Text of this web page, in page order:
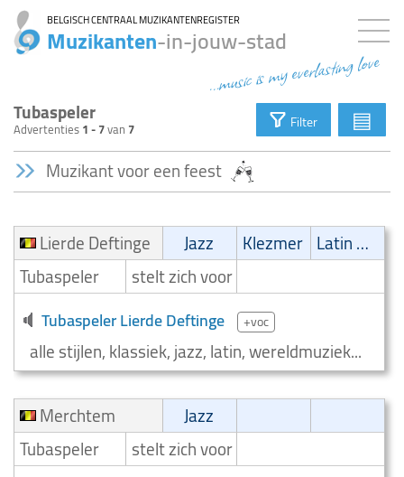
BELGISCH CENTRAAL MUZIKANTENREGISTER
Muzikanten-in-jouw-stad
...music is my everlasting love
Tubaspeler
Advertenties1 - 7van 7 Filter ▤
Muzikant voor een feest
Lierde Deftinge Jazz Klezmer
Latin muziek
Tubaspeler
stelt zich voor
Tubaspeler Lierde Deftinge +voc
alle stijlen, klassiek, jazz, latin, wereldmuziek...
Merchtem
Jazz
Tubaspeler
stelt zich voor